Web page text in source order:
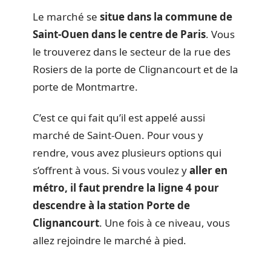
Le marché se situe dans la commune de
Saint-Ouen dans le centre de Paris. Vous
le trouverez dans le secteur de la rue des
Rosiers de la porte de Clignancourt et de la
porte de Montmartre.
C’est ce qui fait qu’il est appelé aussi
marché de Saint-Ouen. Pour vous y
rendre, vous avez plusieurs options qui
s’offrent à vous. Si vous voulez yaller en
métro, il faut prendre la ligne 4 pour
descendre à la station Porte de
Clignancourt. Une fois à ce niveau, vous
allez rejoindre le marché à pied.